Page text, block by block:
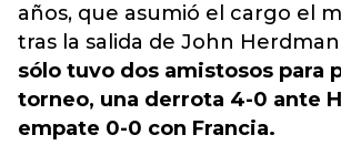
años, que asumió el cargo el
tras la salida de John
sólo tuvo dos amistosos para
torneo, una derrota 4-0 ante
empate 0-0 con Francia.